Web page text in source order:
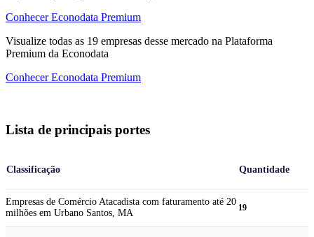
Conhecer Econodata Premium
Visualize todas as 19 empresas desse mercado na Plataforma
Premium da Econodata
Conhecer Econodata Premium
Lista de principais portes
Classificação Quantidade
Empresas de Comércio Atacadista com faturamento até 20
milhões em Urbano Santos, MA
19